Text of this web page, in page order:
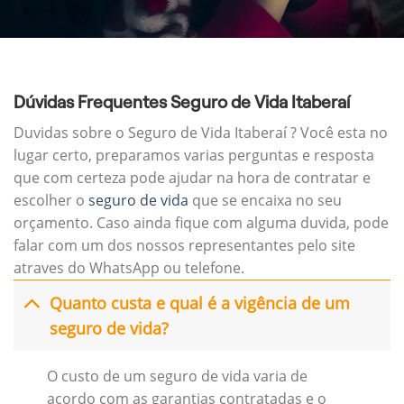
Dúvidas Frequentes Seguro de Vida Itaberaí
Duvidas sobre o Seguro de Vida Itaberaí ? Você esta no
lugar certo, preparamos varias perguntas e resposta
que com certeza pode ajudar na hora de contratar e
escolher o seguro de vida que se encaixa no seu
orçamento. Caso ainda fique com alguma duvida, pode
falar com um dos nossos representantes pelo site
atraves do WhatsApp ou telefone.
Quanto custa e qual é a vigência de um
seguro de vida?
O custo de um seguro de vida varia de
acordo com as garantias contratadas e o